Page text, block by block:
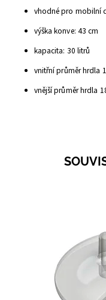
vhodné pro mobilní
výška konve: 43 cm
kapacita: 30 litrů
vnitřní průměr hrdla
vnější průměr hrdla
3709H